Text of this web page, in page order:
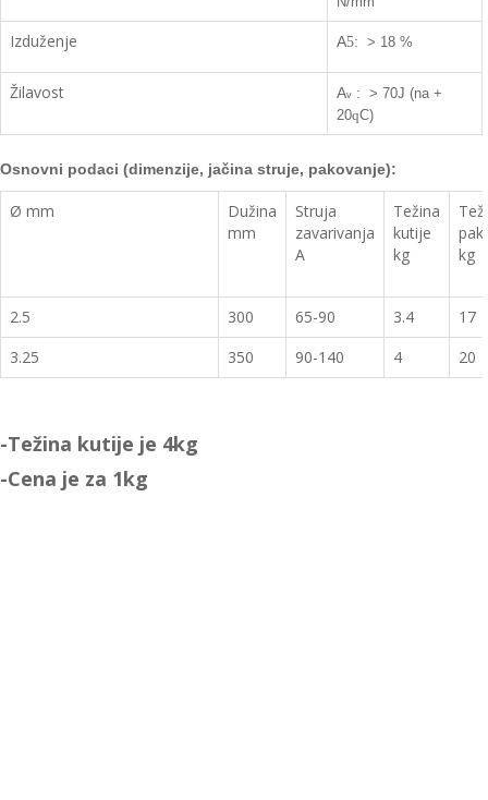
Izduženje A5: > 18 %
Žilavost Av : > 70J (na +
20qC)
Osnovni podaci (dimenzije, jačina struje, pakovanje):
Ø mm
Dužina
mm
Struja
zavarivanja
A
Težina
kutije
kg
kg
2.5 300 65-90 3.4
17
3.25
350 90-140 4 20
-Težina kutije je 4kg
-Cena je za 1kg